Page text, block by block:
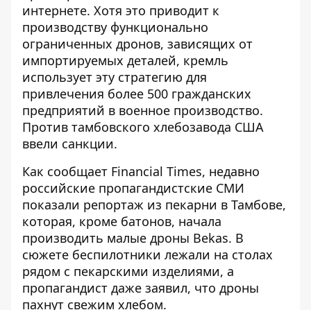
интернете. Хотя это приводит к
производству функционально
ограниченных дронов, зависящих от
импортируемых деталей, кремль
использует эту стратегию для
привлечения более 500 гражданских
предприятий в военное производство.
Против тамбовского хлебозавода США
ввели санкции.
Как сообщает Financial Times, недавно
российские пропагандистские СМИ
показали репортаж из пекарни в Тамбове,
которая, кроме батонов, начала
производить малые дроны Bekas. В
сюжете беспилотники лежали на столах
рядом с пекарскими изделиями, а
пропагандист даже заявил, что дроны
пахнут свежим хлебом.